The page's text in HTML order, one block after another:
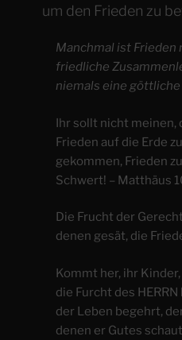
um den Frieden zu
Manchmal ist Frieden
friedliche
niemals eine göttliche
Ihr sollt nicht meinen,
Frieden auf die Erde
gekommen, Frieden
Schwert! – Matthäus
Die Frucht der
denen gesät, die
Kommt her, ihr
die Furcht des
der Leben begehrt,
denen er Gutes